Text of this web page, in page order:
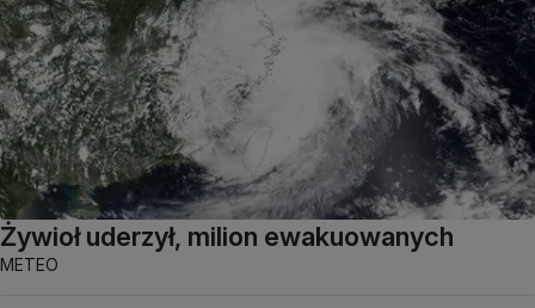
Żywioł uderzył, milion ewakuowanych
METEO